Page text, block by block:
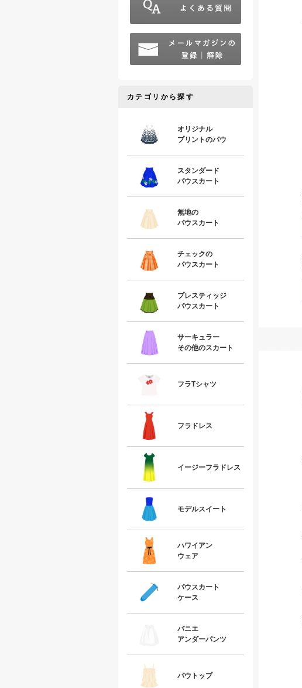
カテゴリから探す
オリジナル
プリントのパウ
スタンダード
パウスカート
無地の
パウスカート
チェックの
パウスカート
プレスティッジ
パウスカート
サーキュラー
その他のスカート
フラTシャツ
フラドレス
イージーフラドレス
モデルスイート
ハワイアン
ウェア
パウスカート
ケース
パニエ
アンダーパンツ
パウトップ